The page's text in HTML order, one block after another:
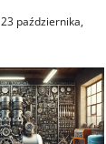
23 października,